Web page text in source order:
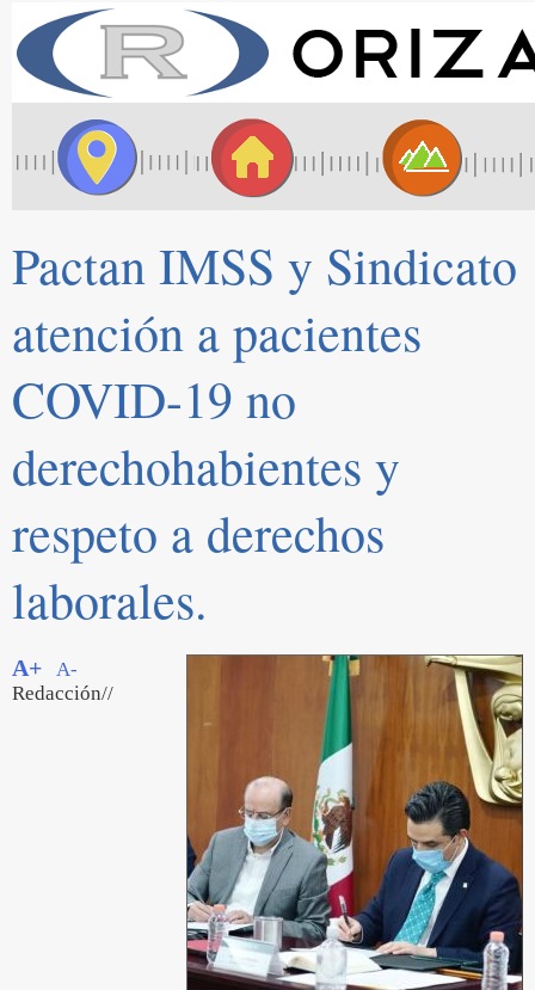
Pactan IMSS y Sindicato
atención a pacientes
COVID-19 no
derechohabientes y
respeto a derechos
laborales.
A+
A-
Redacción//